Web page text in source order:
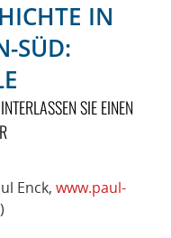
IN
SÜD:
SIE EINEN
Enck, www.paul-
)